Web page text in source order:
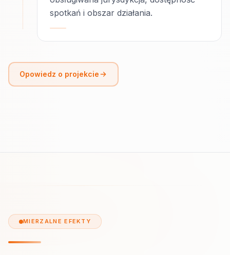
spotkań i obszar działania.
Opowiedz o projekcie
MIERZALNE EFEKTY